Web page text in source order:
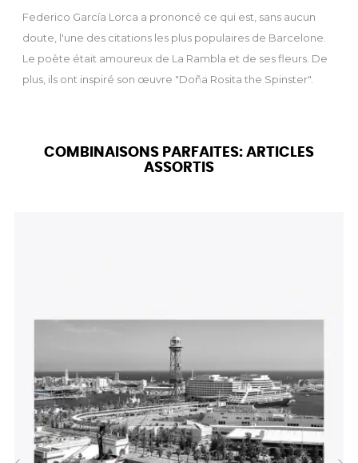
Federico García Lorca a prononcé ce qui est, sans aucun
doute, l'une des citations les plus populaires de Barcelone.
Le poète était amoureux de La Rambla et de ses fleurs. De
plus, ils ont inspiré son œuvre "Doña Rosita the Spinster".
COMBINAISONS PARFAITES: ARTICLES
ASSORTIS